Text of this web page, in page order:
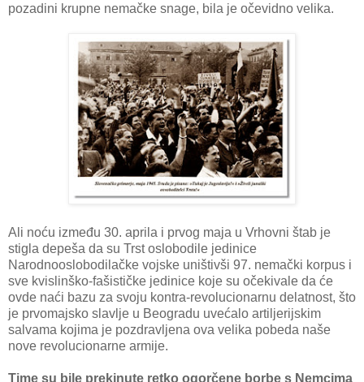
pozadini krupne nemačke snage, bila je očevidno velika.
Ali noću između 30. aprila i prvog maja u Vrhovni štab je
stigla depeša da su Trst oslobodile jedinice
Narodnooslobodilačke vojske uništivši 97. nemački korpus i
sve kvislinško-fašističke jedinice koje su očekivale da će
ovde naći bazu za svoju kontra-revolucionarnu delatnost, što
je prvomajsko slavlje u Beogradu uvećalo artiljerijskim
salvama kojima je pozdravljena ova velika pobeda naše
nove revolucionarne armije.
Time su bile prekinute retko ogorčene borbe s Nemcima